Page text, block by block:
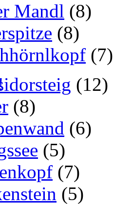
Mandl (8)
(8)
(7)
(12)
(8)
(6)
(5)
(7)
(5)